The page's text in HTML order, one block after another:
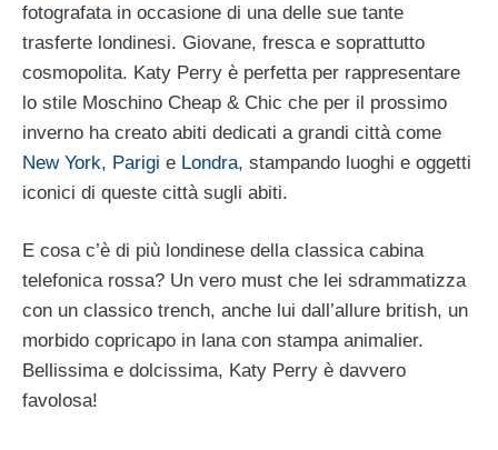
fotografata in occasione di una delle sue tante
trasferte londinesi. Giovane, fresca e soprattutto
cosmopolita. Katy Perry è perfetta per rappresentare
lo stile Moschino Cheap & Chic che per il prossimo
inverno ha creato abiti dedicati a grandi città come
New York, Parigi e Londra, stampando luoghi e oggetti
iconici di queste città sugli abiti.
E cosa c’è di più londinese della classica cabina
telefonica rossa? Un vero must che lei sdrammatizza
con un classico trench, anche lui dall’allure british, un
morbido copricapo in lana con stampa animalier.
Bellissima e dolcissima, Katy Perry è davvero
favolosa!